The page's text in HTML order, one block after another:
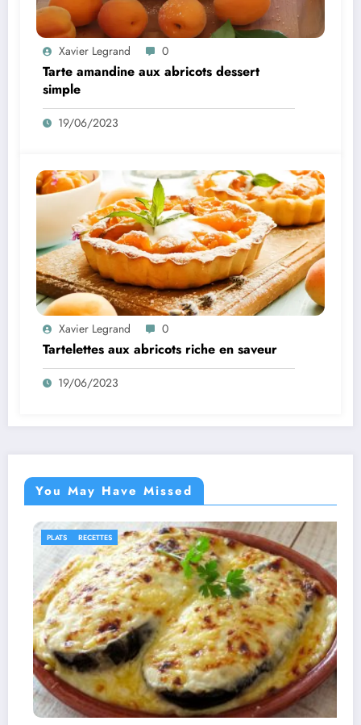
Xavier Legrand 0
Tarte amandine aux abricots dessert
simple
19/06/2023
Xavier Legrand 0
Tartelettes aux abricots riche en saveur
19/06/2023
You May Have Missed
IDÉES RECETTES RECETTES